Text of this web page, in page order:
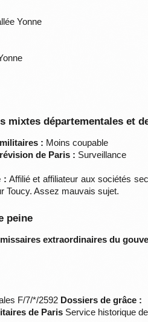
Yonne
mixtes départementales et
: Moins coupable
de Paris : Surveillance
: Affilié et affiliateur aux sociétés
Toucy. Assez mauvais sujet.
peine
extraordinaires du
F/7/*/2592 Dossiers de grâce :
de Paris Service historique